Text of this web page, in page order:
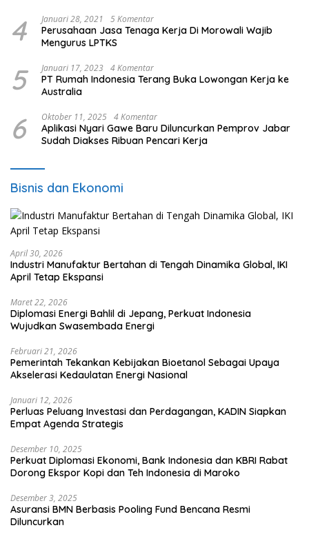
4 Januari 28, 2021 5 Komentar
Perusahaan Jasa Tenaga Kerja Di Morowali Wajib
Mengurus LPTKS
5 Januari 17, 2023 4 Komentar
PT Rumah Indonesia Terang Buka Lowongan Kerja ke
Australia
6 Oktober 11, 2025 4 Komentar
Aplikasi Nyari Gawe Baru Diluncurkan Pemprov Jabar
Sudah Diakses Ribuan Pencari Kerja
Bisnis dan Ekonomi
April 30, 2026
Industri Manufaktur Bertahan di Tengah Dinamika Global, IKI
April Tetap Ekspansi
Maret 22, 2026
Diplomasi Energi Bahlil di Jepang, Perkuat Indonesia
Wujudkan Swasembada Energi
Februari 21, 2026
Pemerintah Tekankan Kebijakan Bioetanol Sebagai Upaya
Akselerasi Kedaulatan Energi Nasional
Januari 12, 2026
Perluas Peluang Investasi dan Perdagangan, KADIN Siapkan
Empat Agenda Strategis
Desember 10, 2025
Perkuat Diplomasi Ekonomi, Bank Indonesia dan KBRI Rabat
Dorong Ekspor Kopi dan Teh Indonesia di Maroko
Desember 3, 2025
Asuransi BMN Berbasis Pooling Fund Bencana Resmi
Diluncurkan